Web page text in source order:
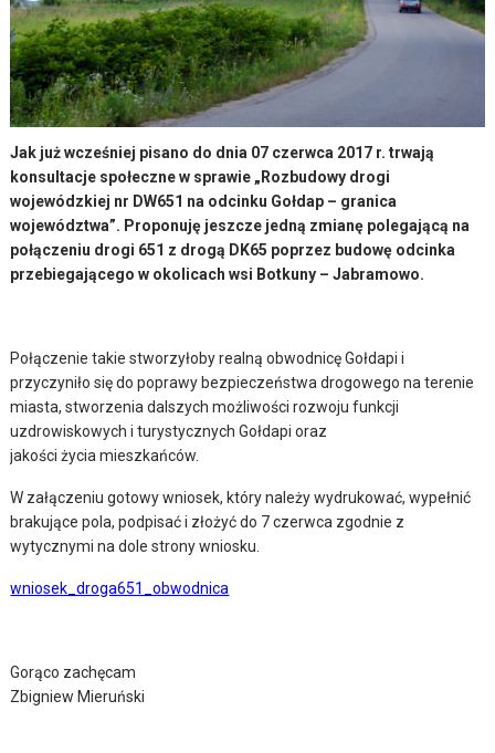
Jak już wcześniej pisano do dnia 07 czerwca 2017 r. trwają
konsultacje społeczne w sprawie „Rozbudowy drogi
wojewódzkiej nr DW651 na odcinku Gołdap – granica
województwa”. Proponuję jeszcze jedną zmianę polegającą na
połączeniu drogi 651 z drogą DK65 poprzez budowę odcinka
przebiegającego w okolicach wsi Botkuny – Jabramowo.
Połączenie takie stworzyłoby realną obwodnicę Gołdapi i
przyczyniło się do poprawy bezpieczeństwa drogowego na terenie
miasta, stworzenia dalszych możliwości rozwoju funkcji
uzdrowiskowych i turystycznych Gołdapi oraz
jakości życia mieszkańców.
W załączeniu gotowy wniosek, który należy wydrukować, wypełnić
brakujące pola, podpisać i złożyć do 7 czerwca zgodnie z
wytycznymi na dole strony wniosku.
wniosek_droga651_obwodnica
Gorąco zachęcam
Zbigniew Mieruński